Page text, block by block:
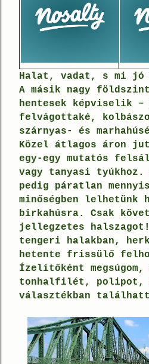
Halat, vadat, s mi
A másik nagy
hentesek képviselik
–
felvágottaké,
szárnyas- és
Közel átlagos áron
egy-egy mutatós
vagy tanyasi tyúkhoz .
pedig páratlan
minőségben
lelhetünk
birkahúsra.
Csak
jellegzetes
tengeri halakban,
hetente frissülő
Ízelítőként megsúgom,
tonhalfilét, polipot,
választékban